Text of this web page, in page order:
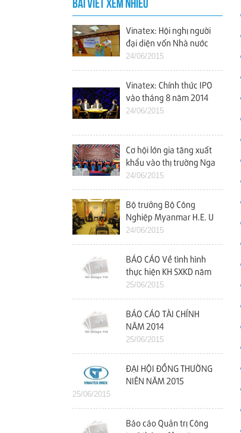
BÀI VIẾT XEM NHIỀU
Vinatex: Hội nghị người
đại diện vốn Nhà nước
tại các doanh nghiệp
24/06/2015
Vinatex: Chính thức IPO
vào tháng 8 năm 2014
24/06/2015
Cơ hội lớn gia tăng xuất
khẩu vào thị trường Nga
24/06/2015
Bộ trưởng Bộ Công
Nghiệp Myanmar H.E. U
Maung Myint Thăm và
làm việc với Vinatex
24/06/2015
BÁO CÁO Về tình hình
thực hiện KH SXKD năm
2014 và kế hoạch năm
2015
25/06/2015
BÁO CÁO TÀI CHÍNH
NĂM 2014
25/06/2015
ĐẠI HỘI ĐỒNG THƯỜNG
NIÊN NĂM 2015
25/06/2015
Báo cáo Quản trị Công